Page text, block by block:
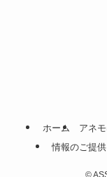
ホーム アネ
情報のご提
©